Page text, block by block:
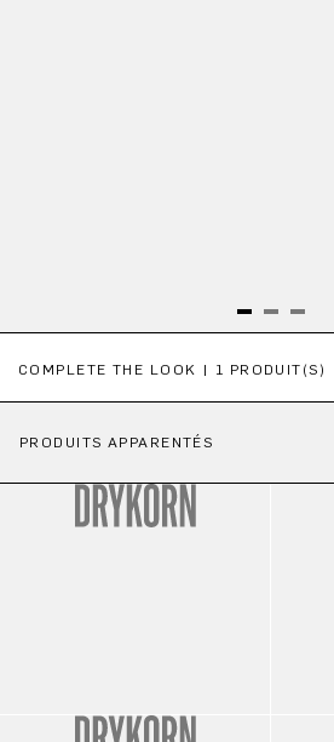
COMPLETE THE LOOK | 1 PRODUIT(S)
PRODUITS APPARENTÉS